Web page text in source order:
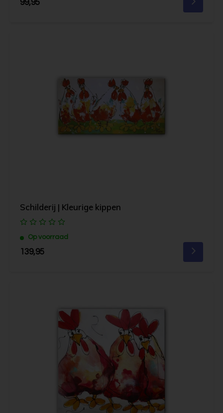
99,95
Schilderij | Kleurige kippen
Op voorraad
139,95